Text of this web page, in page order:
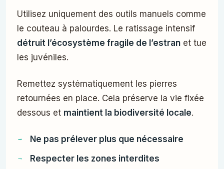
Utilisez uniquement des outils manuels comme
le couteau à palourdes. Le ratissage intensif
détruit l’écosystème fragile de l’estran et tue
les juvéniles.
Remettez systématiquement les pierres
retournées en place. Cela préserve la vie fixée
dessous et maintient la biodiversité locale.
Ne pas prélever plus que nécessaire
Respecter les zones interdites